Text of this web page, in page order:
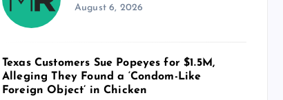
August 6, 2026
Texas Customers Sue Popeyes for $1.5M,
Alleging They Found a ‘Condom-Like
Foreign Object’ in Chicken